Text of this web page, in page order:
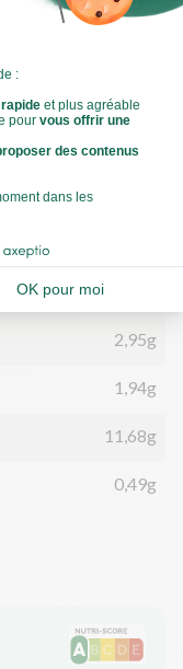
785kJ
188kCal
2,95g
1,94g
11,68g
0,49g